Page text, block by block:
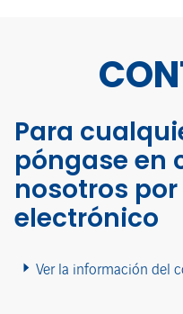
Para
póngase en
nosotros
electrónico
Ver la información del